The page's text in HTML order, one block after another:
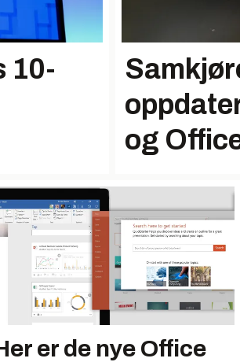
10-
og
er de nye Office